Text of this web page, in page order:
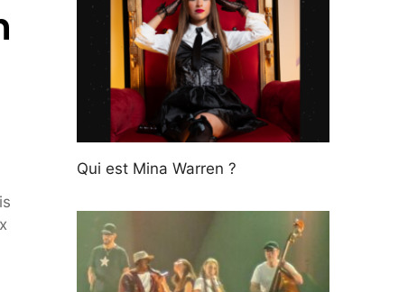
Qui est Mina Warren ?